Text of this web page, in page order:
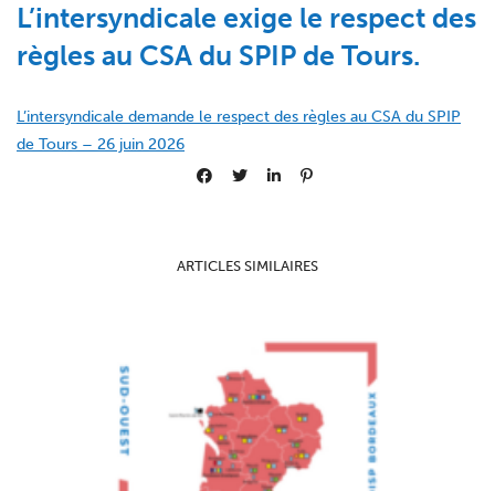
L’intersyndicale exige le respect des
règles au CSA du SPIP de Tours.
L’intersyndicale demande le respect des règles au CSA du SPIP
de Tours – 26 juin 2026
ARTICLES SIMILAIRES